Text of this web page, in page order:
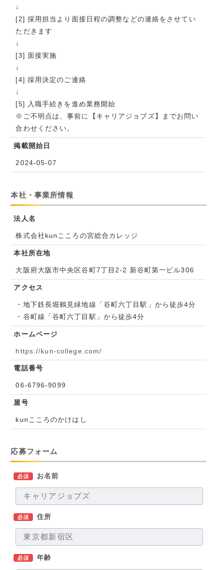
↓
[2] 採用担当より面接日程の調整などの連絡をさせてい
ただきます
↓
[3] 面接実施
↓
[4] 採用決定のご連絡
↓
[5] 入職手続きを進め業務開始
※ご不明点は、事前に【キャリアジョブズ】までお問い
合わせください。
掲載開始日
2024-05-07
本社・事業所情報
法人名
株式会社kunこころの宮総合カレッジ
本社所在地
大阪府大阪市中央区谷町7丁目2-2 新谷町第一ビル306
アクセス
・地下鉄長堀鶴見緑地線「谷町六丁目駅」から徒歩4分
・谷町線「谷町六丁目駅」から徒歩4分
ホームページ
https://kun-college.com/
電話番号
06-6796-9099
屋号
kunこころのかけはし
応募フォーム
必須 お名前
必須 住所
必須 年齢